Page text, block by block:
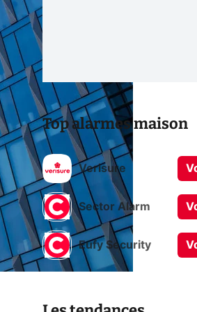
Top alarmes maison
Verisure
Sector Alarm
Eufy Security